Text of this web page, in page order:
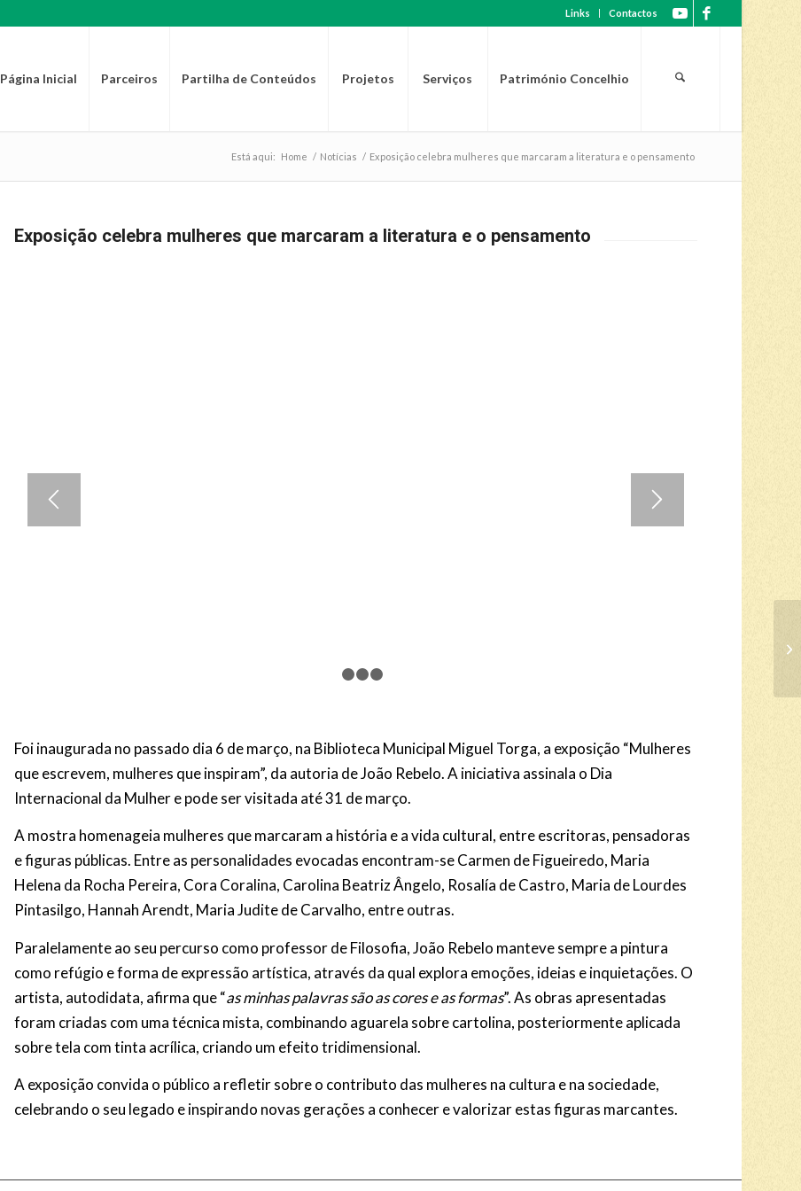
Links Contactos
Página Inicial Parceiros Partilha de Conteúdos Projetos Serviços Património Concelhio
Está aqui: Home / Notícias / Exposição celebra mulheres que marcaram a literatura e o pensamento
Exposição celebra mulheres que marcaram a literatura e o pensamento
Foi inaugurada no passado dia 6 de março, na Biblioteca Municipal Miguel Torga, a exposição “Mulheres
que escrevem, mulheres que inspiram”, da autoria de João Rebelo. A iniciativa assinala o Dia
Internacional da Mulher e pode ser visitada até 31 de março.
A mostra homenageia mulheres que marcaram a história e a vida cultural, entre escritoras, pensadoras
e figuras públicas. Entre as personalidades evocadas encontram-se Carmen de Figueiredo, Maria
Helena da Rocha Pereira, Cora Coralina, Carolina Beatriz Ângelo, Rosalía de Castro, Maria de Lourdes
Pintasilgo, Hannah Arendt, Maria Judite de Carvalho, entre outras.
Paralelamente ao seu percurso como professor de Filosofia, João Rebelo manteve sempre a pintura
como refúgio e forma de expressão artística, através da qual explora emoções, ideias e inquietações. O
artista, autodidata, afirma que “as minhas palavras são as cores e as formas”. As obras apresentadas
foram criadas com uma técnica mista, combinando aguarela sobre cartolina, posteriormente aplicada
sobre tela com tinta acrílica, criando um efeito tridimensional.
A exposição convida o público a refletir sobre o contributo das mulheres na cultura e na sociedade,
celebrando o seu legado e inspirando novas gerações a conhecer e valorizar estas figuras marcantes.